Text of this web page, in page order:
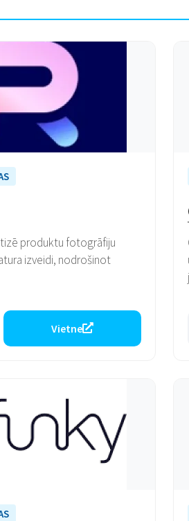
produktu fotogrāfiju
izveidi, nodrošinot
Vietne